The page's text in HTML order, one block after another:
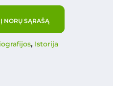
NORŲ SĄRAŠĄ
, Istorija